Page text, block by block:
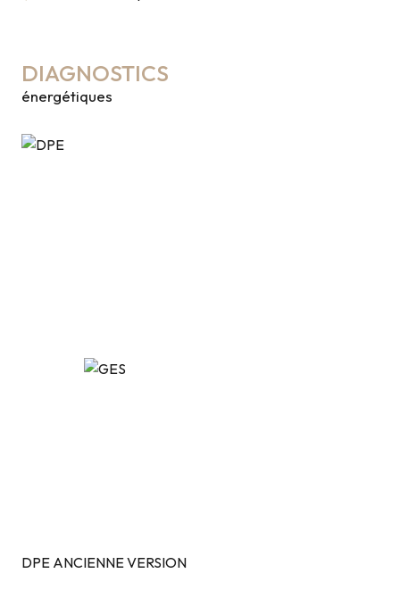
DIAGNOSTICS
énergétiques
DPE ANCIENNE VERSION